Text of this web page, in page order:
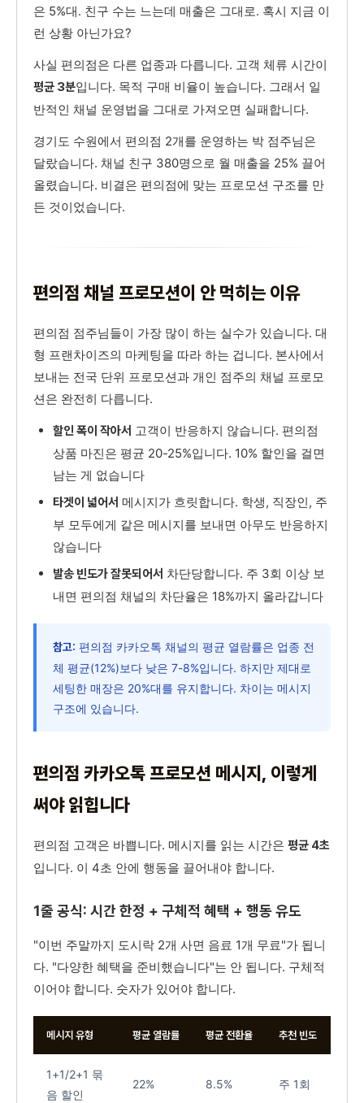
은 5%대. 친구 수는 느는데 매출은 그대로. 혹시 지금 이
런 상황 아닌가요?
사실 편의점은 다른 업종과 다릅니다. 고객 체류 시간이
평균 3분입니다. 목적 구매 비율이 높습니다. 그래서 일
반적인 채널 운영법을 그대로 가져오면 실패합니다.
경기도 수원에서 편의점 2개를 운영하는 박 점주님은
달랐습니다. 채널 친구 380명으로 월 매출을 25% 끌어
올렸습니다. 비결은 편의점에 맞는 프로모션 구조를 만
든 것이었습니다.
편의점 채널 프로모션이 안 먹히는 이유
편의점 점주님들이 가장 많이 하는 실수가 있습니다. 대
형 프랜차이즈의 마케팅을 따라 하는 겁니다. 본사에서
보내는 전국 단위 프로모션과 개인 점주의 채널 프로모
션은 완전히 다릅니다.
할인 폭이 작아서 고객이 반응하지 않습니다. 편의점
상품 마진은 평균 20-25%입니다. 10% 할인을 걸면
남는 게 없습니다
타겟이 넓어서 메시지가 흐릿합니다. 학생, 직장인, 주
부 모두에게 같은 메시지를 보내면 아무도 반응하지
않습니다
발송 빈도가 잘못되어서 차단당합니다. 주 3회 이상 보
내면 편의점 채널의 차단율은 18%까지 올라갑니다
참고: 편의점 카카오톡 채널의 평균 열람률은 업종 전
체 평균(12%)보다 낮은 7-8%입니다. 하지만 제대로
세팅한 매장은 20%대를 유지합니다. 차이는 메시지
구조에 있습니다.
편의점 카카오톡 프로모션 메시지, 이렇게
써야 읽힙니다
편의점 고객은 바쁩니다. 메시지를 읽는 시간은 평균 4초
입니다. 이 4초 안에 행동을 끌어내야 합니다.
1줄 공식: 시간 한정 + 구체적 혜택 + 행동 유도
"이번 주말까지 도시락 2개 사면 음료 1개 무료"가 됩니
다. "다양한 혜택을 준비했습니다"는 안 됩니다. 구체적
이어야 합니다. 숫자가 있어야 합니다.
메시지 유형 평균 열람률 평균 전환율 추천 빈도
1+1/2+1 묶
음 할인
22% 8.5% 주 1회